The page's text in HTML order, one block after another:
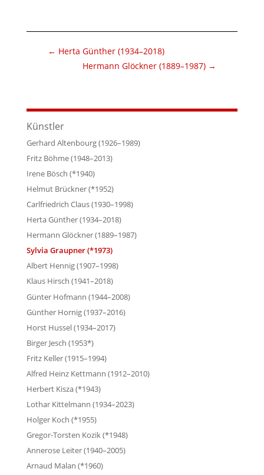
← Herta Günther (1934–2018)
Hermann Glöckner (1889–1987) →
Künstler
Gerhard Altenbourg (1926–1989)
Fritz Böhme (1948–2013)
Irene Bösch (*1940)
Helmut Brückner (*1952)
Carlfriedrich Claus (1930–1998)
Herta Günther (1934–2018)
Hermann Glöckner (1889–1987)
Sylvia Graupner (*1973)
Albert Hennig (1907–1998)
Klaus Hirsch (1941–2018)
Günter Hofmann (1944–2008)
Günther Hornig (1937–2016)
Horst Hussel (1934–2017)
Birger Jesch (1953*)
Fritz Keller (1915–1994)
Alfred Heinz Kettmann (1912–2010)
Herbert Kisza (*1943)
Lothar Kittelmann (1934–2023)
Holger Koch (*1955)
Gregor-Torsten Kozik (*1948)
Annerose Leiter (1940–2005)
Arnaud Malan (*1960)